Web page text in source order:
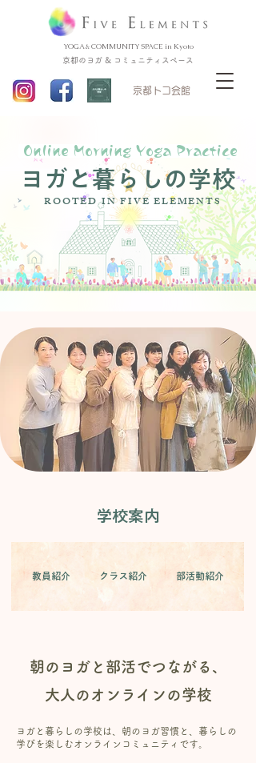
YOGA & COMMUNITY SPACE in Kyoto
​京都トコ会館
京都のヨガ & コミュニティスペース
Online Morning Yoga Practice
ヨガと暮らしの学校
ROOTED IN FIVE ELEMENTS
​学校案内
教員紹介 クラス紹介 部活動紹介
朝のヨガと部活でつながる、
大人のオンラインの学校
ヨガと暮らしの学校は、朝のヨガ習慣と、暮らしの
学びを楽しむオンラインコミュニティです。